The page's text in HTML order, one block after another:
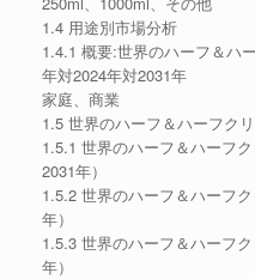
1.4 用途別市場分析
1.4.1 概要:世界のハーフ＆ハ
年対2024年対2031年
家庭、商業
1.5 世界のハーフ＆ハーフク
1.5.1 世界のハーフ＆ハーフ
2031年）
1.5.2 世界のハーフ＆ハーフ
年）
1.5.3 世界のハーフ＆ハーフ
年）